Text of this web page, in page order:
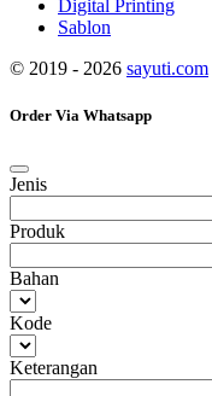
Digital Printing
Sablon
© 2019 - 2026 sayuti.com
Order Via Whatsapp
Jenis
Produk
Bahan
Kode
Keterangan